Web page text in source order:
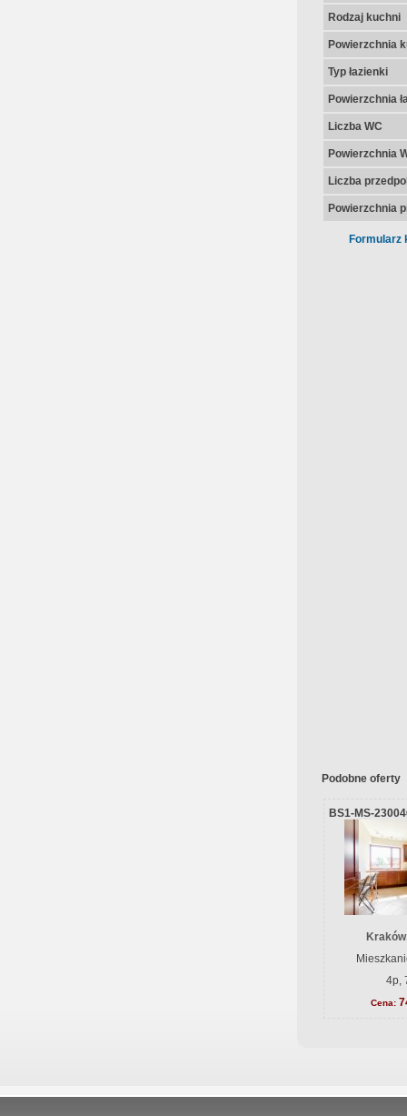
Rodzaj kuchni
Powierzchnia
Typ łazienki
Powierzchnia
Liczba WC
Powierzchnia
Liczba
Powierzchnia
Formularz
Podobne oferty
BS1-MS-
4p,
Cena: